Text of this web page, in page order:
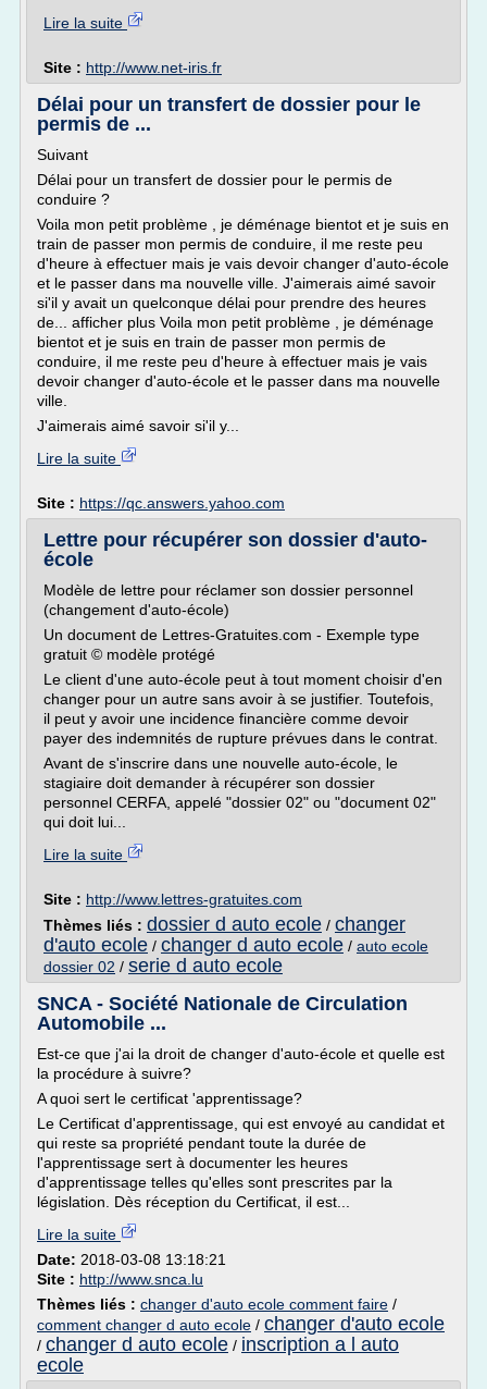
Lire la suite
Site : http://www.net-iris.fr
Délai pour un transfert de dossier pour le
permis de ...
Suivant
Délai pour un transfert de dossier pour le permis de
conduire ?
Voila mon petit problème , je déménage bientot et je suis en
train de passer mon permis de conduire, il me reste peu
d'heure à effectuer mais je vais devoir changer d'auto-école
et le passer dans ma nouvelle ville. J'aimerais aimé savoir
si'il y avait un quelconque délai pour prendre des heures
de... afficher plus Voila mon petit problème , je déménage
bientot et je suis en train de passer mon permis de
conduire, il me reste peu d'heure à effectuer mais je vais
devoir changer d'auto-école et le passer dans ma nouvelle
ville.
J'aimerais aimé savoir si'il y...
Lire la suite
Site : https://qc.answers.yahoo.com
Lettre pour récupérer son dossier d'auto-
école
Modèle de lettre pour réclamer son dossier personnel
(changement d'auto-école)
Un document de Lettres-Gratuites.com - Exemple type
gratuit © modèle protégé
Le client d'une auto-école peut à tout moment choisir d'en
changer pour un autre sans avoir à se justifier. Toutefois,
il peut y avoir une incidence financière comme devoir
payer des indemnités de rupture prévues dans le contrat.
Avant de s'inscrire dans une nouvelle auto-école, le
stagiaire doit demander à récupérer son dossier
personnel CERFA, appelé "dossier 02" ou "document 02"
qui doit lui...
Lire la suite
Site : http://www.lettres-gratuites.com
Thèmes liés : dossier d auto ecole / changer
d'auto ecole / changer d auto ecole / auto ecole
dossier 02 / serie d auto ecole
SNCA - Société Nationale de Circulation
Automobile ...
Est-ce que j'ai la droit de changer d'auto-école et quelle est
la procédure à suivre?
A quoi sert le certificat 'apprentissage?
Le Certificat d'apprentissage, qui est envoyé au candidat et
qui reste sa propriété pendant toute la durée de
l'apprentissage sert à documenter les heures
d'apprentissage telles qu'elles sont prescrites par la
législation. Dès réception du Certificat, il est...
Lire la suite
Date: 2018-03-08 13:18:21
Site : http://www.snca.lu
Thèmes liés : changer d'auto ecole comment faire /
comment changer d auto ecole / changer d'auto ecole
/ changer d auto ecole / inscription a l auto
ecole